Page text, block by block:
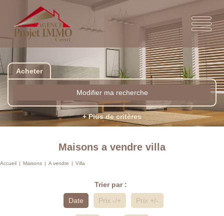
Acheter
Modifier ma recherche
+ Plus de critères
Maisons a vendre villa
Accueil Maisons A vendre Villa
Trier par :
Date
Prix -/+ Prix +/-